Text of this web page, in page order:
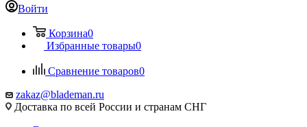
Войти
Корзина0
Избранные товары0
Сравнение товаров0
zakaz@blademan.ru
Доставка по всей России и странам СНГ